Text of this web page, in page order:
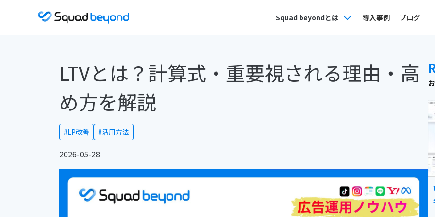
Squad beyondとは 導入事例 ブログ
LTVとは？計算式・重要視される理由・高
め方を解説
#LP改善 #活用方法
2026-05-28